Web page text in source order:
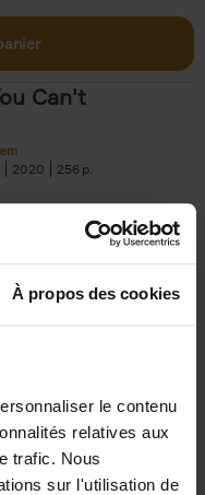
À propos des cookies
le contenu
relatives aux
trafic. Nous
sur l'utilisation de
Can't
2020 256
= Building
De Feyter
Carolien Boom
2025 200